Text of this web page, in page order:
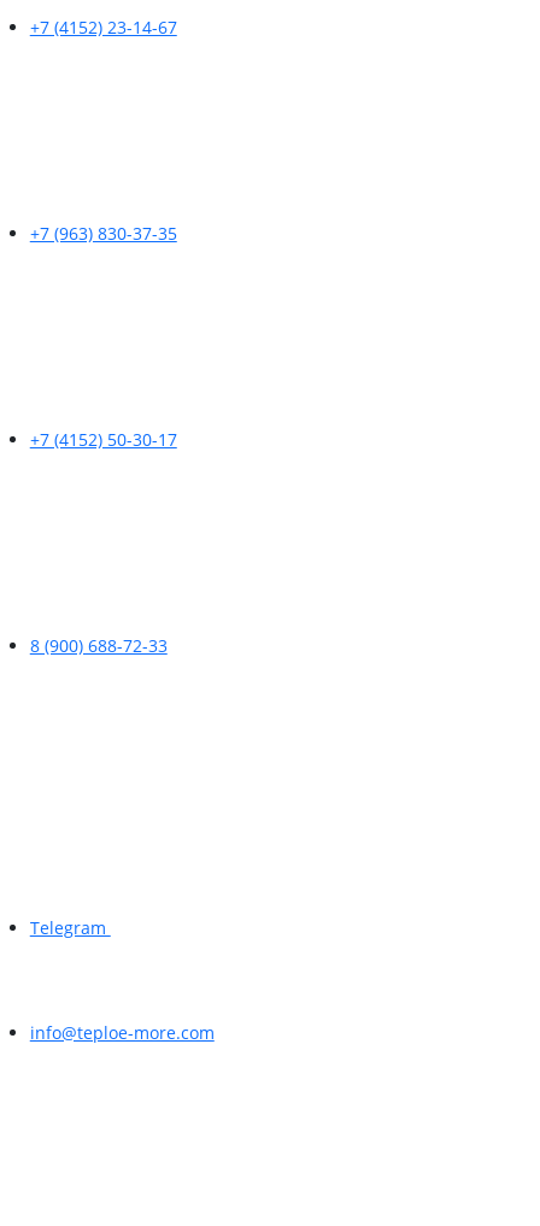
+7 (4152) 23-14-67
+7 (963) 830-37-35
+7 (4152) 50-30-17
8 (900) 688-72-33
Telegram
info@teploe-more.com